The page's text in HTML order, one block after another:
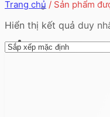
Trang chủ / Sản phẩm
Hiển thị kết quả duy